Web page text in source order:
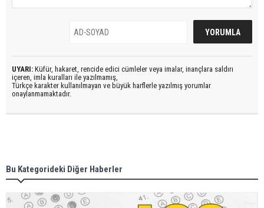
UYARI: Küfür, hakaret, rencide edici cümleler veya imalar, inançlara saldırı
içeren, imla kuralları ile yazılmamış,
Türkçe karakter kullanılmayan ve büyük harflerle yazılmış yorumlar
onaylanmamaktadır.
Bu Kategorideki Diğer Haberler